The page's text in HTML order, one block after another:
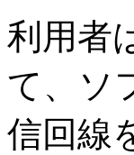
利用者
て、ソ
信回線